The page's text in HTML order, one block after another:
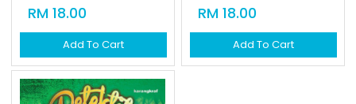
RM 18.00
Add To Cart
RM 18.00
Add To Cart